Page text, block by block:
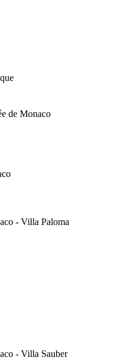
de Monaco
- Villa Paloma
- Villa Sauber